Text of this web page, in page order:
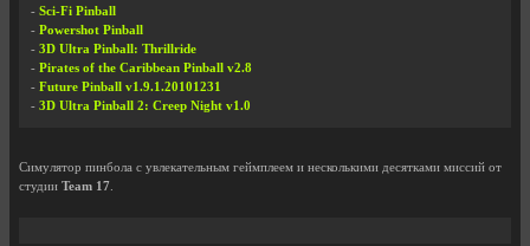
- Sci-Fi Pinball
- Powershot Pinball
- 3D Ultra Pinball: Thrillride
- Pirates of the Caribbean Pinball v2.8
- Future Pinball v1.9.1.20101231
- 3D Ultra Pinball 2: Creep Night v1.0
Симулятор пинбола с увлекательным геймплеем и несколькими десятками миссий от
студии Team 17